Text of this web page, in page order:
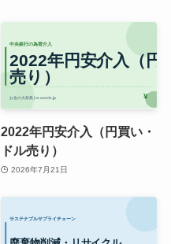
2022年円安介入（円買い・
ドル売り）
2026年7月21日